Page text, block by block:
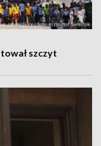
szczyt